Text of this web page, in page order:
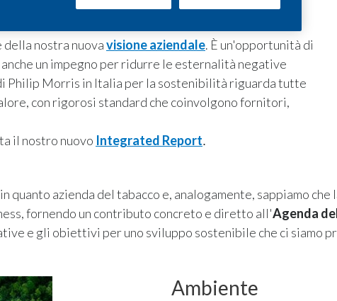
nostra nuovavisione aziendale. È un'opportunità di
anche un impegno per ridurre le esternalità negative
Philip Morris in Italia per la sostenibilità riguarda tutte
con rigorosi standard che coinvolgono fornitori,
il nostro nuovo Integrated Report.
azienda del tabacco e, analogamente, sappiamo che
fornendo un contributo concreto e diretto all'Agenda
e gli obiettivi per uno sviluppo sostenibile che ci siamo
Ambiente